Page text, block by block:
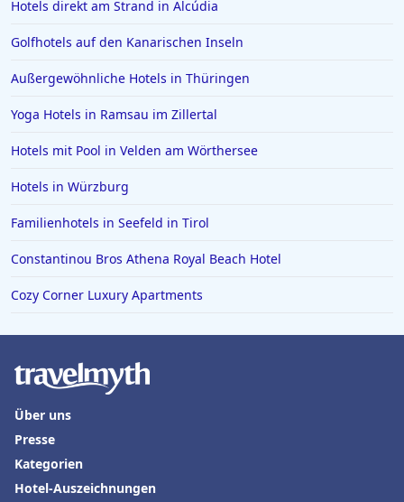
4-Sterne-Hotels in Langeoog
Hotels direkt am Strand in Alcúdia
Golfhotels auf den Kanarischen Inseln
Außergewöhnliche Hotels in Thüringen
Yoga Hotels in Ramsau im Zillertal
Hotels mit Pool in Velden am Wörthersee
Hotels in Würzburg
Familienhotels in Seefeld in Tirol
Constantinou Bros Athena Royal Beach Hotel
Cozy Corner Luxury Apartments
Über uns
Presse
Kategorien
Hotel-Auszeichnungen